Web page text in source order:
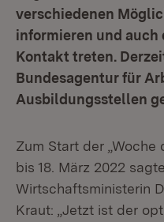
verschiedenen
informieren und
Kontakt treten.
Bundesagentur für
Ausbildungsstellen
Zum Start der „Woche
bis 18. März 2022
Wirtschaftsministerin
Kraut: „Jetzt ist der